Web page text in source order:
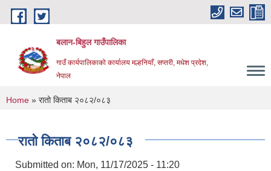
Skip to main content
बलान-बिहुल गाउँपालिका
गाउँ कार्यपालिकाको कार्यालय मल्हनियाँ, सप्तरी, मधेश प्रदेश,
नेपाल
You are here
Home » रातो किताब २०८२/०८३
रातो किताब २०८२/०८३
Submitted on: Mon, 11/17/2025 - 11:20